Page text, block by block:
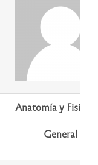
Anatomía y
General